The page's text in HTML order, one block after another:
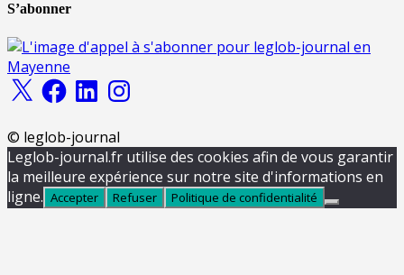
S’abonner
X FacebookLinkedInInstagram
© leglob-journal
Leglob-journal.fr utilise des cookies afin de vous garantir
la meilleure expérience sur notre site d'informations en
ligne. Accepter Refuser Politique de confidentialité